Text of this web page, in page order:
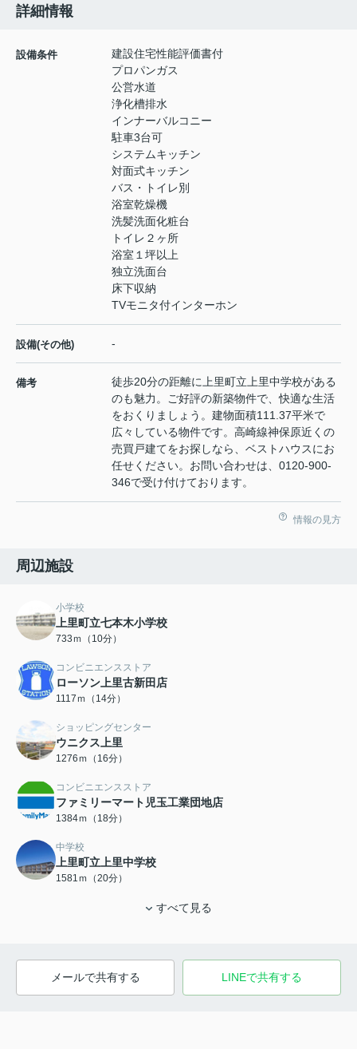
詳細情報
設備条件
建設住宅性能評価書付
プロパンガス
公営水道
浄化槽排水
インナーバルコニー
駐車3台可
システムキッチン
対面式キッチン
バス・トイレ別
浴室乾燥機
洗髪洗面化粧台
トイレ２ヶ所
浴室１坪以上
独立洗面台
床下収納
TVモニタ付インターホン
設備(その他) -
備考
徒歩20分の距離に上里町立上里中学校がある
のも魅力。ご好評の新築物件で、快適な生活
をおくりましょう。建物面積111.37平米で
広々している物件です。高崎線神保原近くの
売買戸建てをお探しなら、ベストハウスにお
任せください。お問い合わせは、0120-900-
346で受け付けております。
情報の見方
周辺施設
小学校
上里町立七本木小学校
733ｍ（10分）
コンビニエンスストア
ローソン上里古新田店
1117ｍ（14分）
ショッピングセンター
ウニクス上里
1276ｍ（16分）
コンビニエンスストア
ファミリーマート児玉工業団地店
1384ｍ（18分）
中学校
上里町立上里中学校
1581ｍ（20分）
すべて見る
メールで共有する LINEで共有する